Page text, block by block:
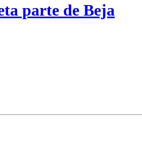
parte de Beja